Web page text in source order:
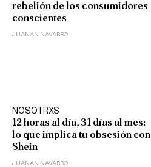
rebelión de los consumidores
conscientes
JUANAN NAVARRO
NOSOTRXS
12 horas al día, 31 días al mes:
lo que implica tu obsesión con
Shein
JUANAN NAVARRO